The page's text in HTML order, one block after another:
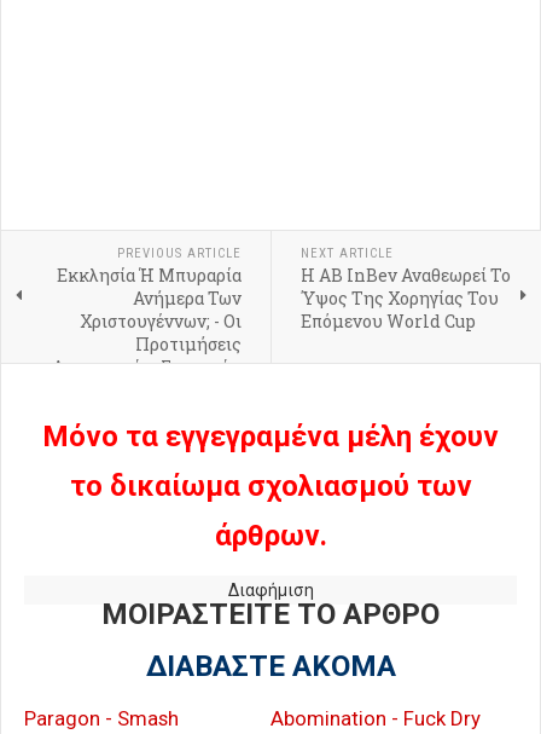
PREVIOUS ARTICLE
Εκκλησία Ή Μπυραρία
Ανήμερα Των
Χριστουγέννων; - Οι
Προτιμήσεις
Αμερικανών, Γερμανών
NEXT ARTICLE
Η AB InBev Αναθεωρεί Το
Ύψος Της Χορηγίας Του
Επόμενου World Cup
Μόνο τα εγγεγραμένα μέλη έχουν
το δικαίωμα σχολιασμού των
άρθρων.
Διαφήμιση
ΜΟΙΡΑΣΤΕΙΤΕ ΤΟ ΑΡΘΡΟ
ΔΙΑΒΑΣΤΕ ΑΚΟΜΑ
Paragon - Smash
Abomination - Fuck Dry